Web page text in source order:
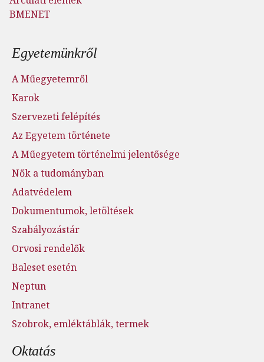
BMENET
Lábléc menü
Egyetemünkről
A Műegyetemről
Karok
Szervezeti felépítés
Az Egyetem története
A Műegyetem történelmi jelentősége
Nők a tudományban
Adatvédelem
Dokumentumok, letöltések
Szabályozástár
Orvosi rendelők
Baleset esetén
Neptun
Intranet
Szobrok, emléktáblák, termek
Oktatás